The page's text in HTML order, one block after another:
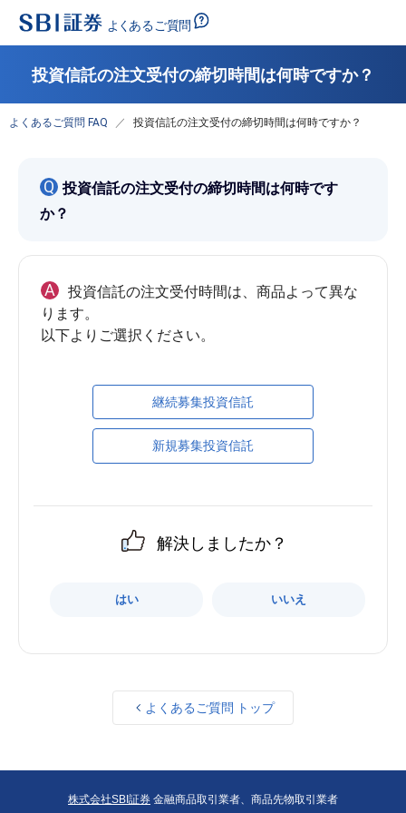
投資信託の注文受付の締切時間は何時ですか？
よくあるご質問 FAQ 投資信託の注文受付の締切時間は何時ですか？
Q 投資信託の注文受付の締切時間は何時です
か？
A
投資信託の注文受付時間は、商品よって異な
ります。
継続募集投資信託
新規募集投資信託
解決しましたか？
はい いいえ
よくあるご質問 トップ
株式会社SBI証券 金融商品取引業者、商品先物取引業者